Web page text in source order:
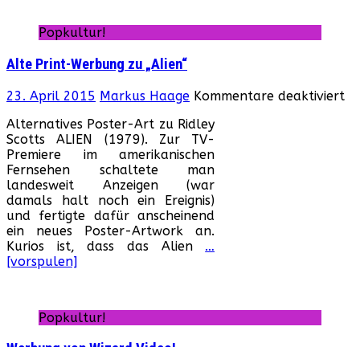
Popkultur!
Alte Print-Werbung zu „Alien“
23. April 2015 Markus Haage Kommentare deaktiviert
Alternatives Poster-Art zu Ridley
Scotts ALIEN (1979). Zur TV-
Premiere im amerikanischen
Fernsehen schaltete man
landesweit Anzeigen (war
damals halt noch ein Ereignis)
und fertigte dafür anscheinend
ein neues Poster-Artwork an.
Kurios ist, dass das Alien …
[vorspulen]
Popkultur!